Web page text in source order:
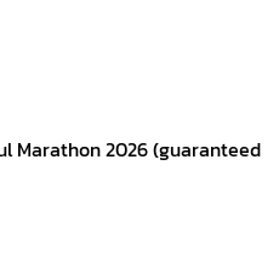
Marathon 2026 (guaranteed